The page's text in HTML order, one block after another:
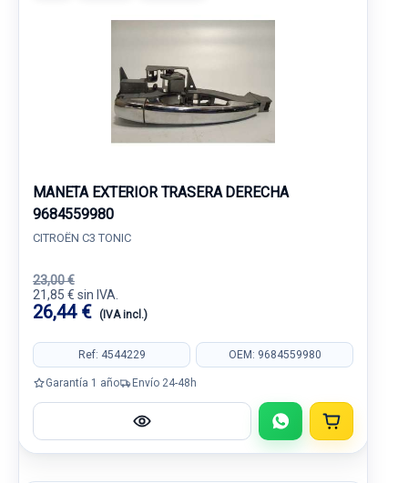
MANETA EXTERIOR TRASERA DERECHA
9684559980
CITROËN C3 TONIC
23,00 €
21,85 € sin IVA.
26,44 € (IVA incl.)
Ref: 4544229 OEM: 9684559980
Garantía 1 año Envío 24-48h